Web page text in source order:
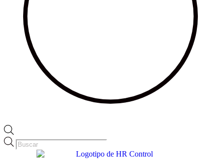
Búsqueda
de
productos